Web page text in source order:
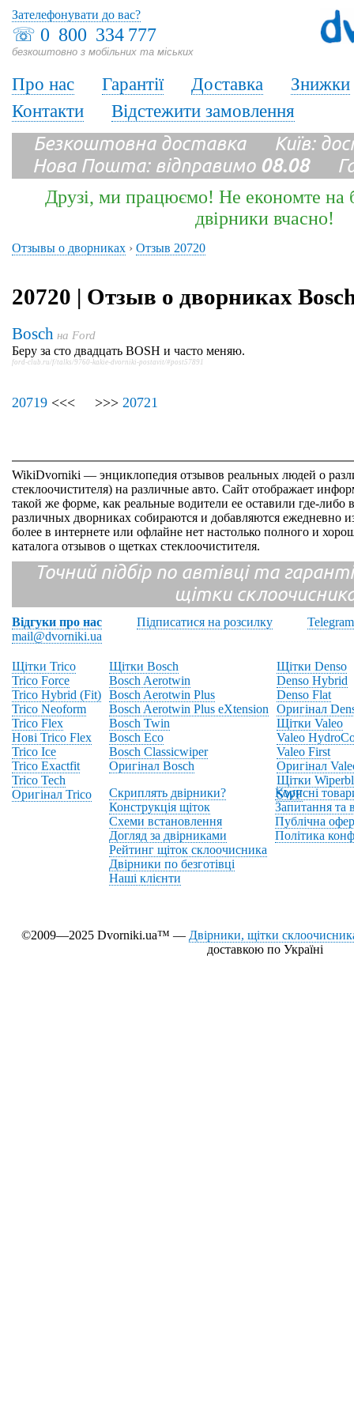
☏ 0 800 334 777
безкоштовно з мобільних та міських
Зателефонувати до вас?
Про нас Гарантії Доставка
Знижки
Контакти
Відстежити замовлення
Безкоштовна доставка Київ:
Нова Пошта: відправимо 08.08
Друзі, ми працюємо! Не економте на
двірники вчасно!
Отзывы о дворниках › Отзыв 20720
20720 | Отзыв о дворниках
Bosch на Ford
Беру за сто двадцать BOSH и часто меняю.
ford-club.ru/f/talks/9760-kakie-dvorniki-postavit/#post57891
20719 <<< >>> 20721
WikiDvorniki — энциклопедия отзывов реальных людей о
стеклоочистителя) на различные авто. Сайт отображает
такой же форме, как реальные водители ее оставили где-либо
различных дворниках собираются и добавляются ежедневно
более в интернете или офлайне нет настолько полного и
каталога отзывов о щетках стеклоочистителя.
Точний підбір по автівці та
щітки
Відгуки про нас Підписатися на розсилку
Telegram
mail@dvorniki.ua
Щітки Trico
Trico Force
Trico Hybrid (Fit)
Trico Neoform
Trico Flex
Нові Trico Flex
Trico Ice
Trico Exactfit
Trico Tech
Оригінал Trico
Щітки Bosch
Bosch Aerotwin
Bosch Aerotwin Plus
Bosch Aerotwin Plus eXtension
Bosch Twin
Bosch Eco
Bosch Classicwiper
Оригінал Bosch
Щітки Denso
Denso Hybrid
Denso Flat
Оригінал
Щітки Valeo
Valeo
Valeo First
Оригінал
Щітки
SWF
Скриплять двірники?
Конструкція щіток
Схеми встановлення
Догляд за двірниками
Рейтинг щіток склоочисника
Двірники по безготівці
Наші клієнти
Корисні
Запитання та
Публічна
Політика
©2009—2025 Dvorniki.ua™ — Двірники, щітки
доставкою по Україні